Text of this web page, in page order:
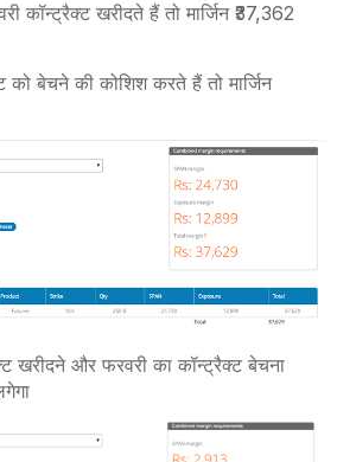
कॉन्ट्रैक्ट खरीदते हैं तो मार्जिन ₹37,362
बेचने की कोशिश करते हैं तो मार्जिन
खरीदने और फरवरी का कॉन्ट्रैक्ट बेचना